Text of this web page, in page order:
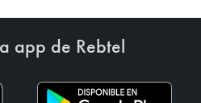
app de Rebtel